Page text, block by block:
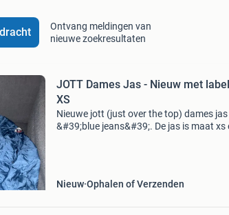
Ontvang meldingen van
nieuwe zoekresultaten
JOTT Dames Jas - Nieuw met
XS
Nieuwe jott (just over the top) dames jas
&#39;blue jeans&#39;. De jas is maat xs
Nieuw Ophalen of Verzenden